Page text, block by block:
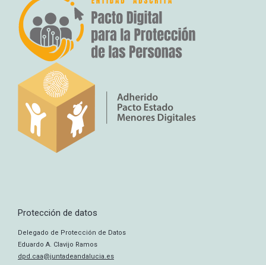
Protección de datos
Delegado de Protección de Datos
Eduardo A. Clavijo Ramos
dpd.caa@juntadeandalucia.es